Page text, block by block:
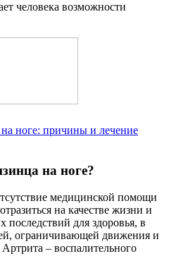
человека возможности
ноге: причины и лечение
на ноге?
медицинской помощи
на качестве жизни и
для здоровья, в
ограничивающей движения и
– воспалительного